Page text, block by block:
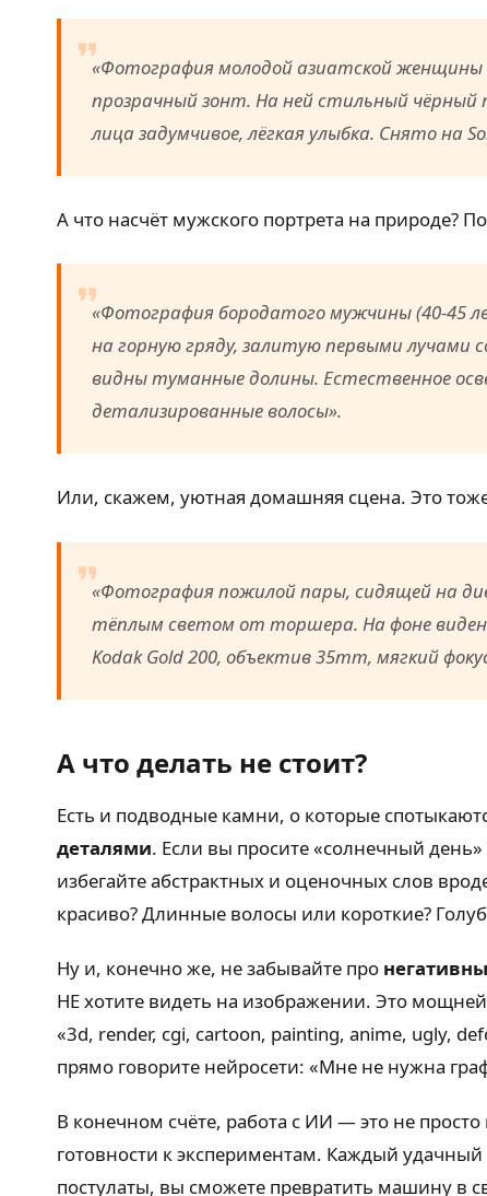
«Фотография молодой азиатской женщины
прозрачный зонт. На ней стильный
лица задумчивое, лёгкая улыбка. Снято на
А что насчёт мужского портрета на природе?
«Фотография бородатого мужчины (40-45
на горную гряду, залитую первыми лучами
видны туманные долины. Естественное
детализированные волосы».
Или, скажем, уютная домашняя сцена. Это
«Фотография пожилой пары, сидящей на
тёплым светом от торшера. На фоне
Kodak Gold 200, объектив 35mm, мягкий
А что делать не стоит?
Есть и подводные камни, о которые
деталями. Если вы просите «солнечный
избегайте абстрактных и оценочных слов
красиво? Длинные волосы или короткие?
Ну и, конечно же, не забывайте про
НЕ хотите видеть на изображении. Это
«3d, render, cgi, cartoon, painting, anime, ugly,
прямо говорите нейросети: «Мне не нужна
В конечном счёте, работа с ИИ — это не
готовности к экспериментам. Каждый
постулаты, вы сможете превратить машину в